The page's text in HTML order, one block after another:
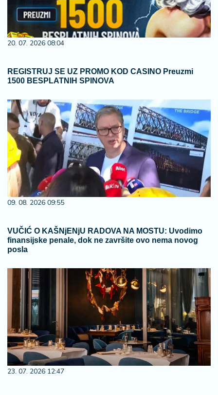
20. 07. 2026 08:04
REGISTRUJ SE UZ PROMO KOD CASINO Preuzmi
1500 BESPLATNIH SPINOVA
09. 08. 2026 09:55
VUČIĆ O KAŠNjENjU RADOVA NA MOSTU: Uvodimo
finansijske penale, dok ne završite ovo nema novog
posla
23. 07. 2026 12:47